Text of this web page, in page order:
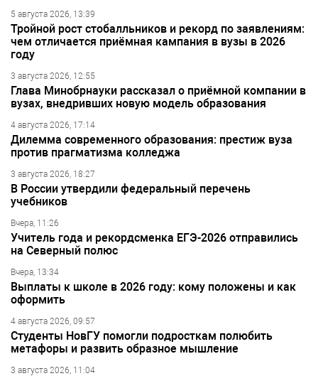
5 августа 2026, 13:39
Тройной рост стобалльников и рекорд по заявлениям:
чем отличается приёмная кампания в вузы в 2026
году
3 августа 2026, 12:55
Глава Минобрнауки рассказал о приёмной компании в
вузах, внедривших новую модель образования
4 августа 2026, 17:14
Дилемма современного образования: престиж вуза
против прагматизма колледжа
3 августа 2026, 18:27
В России утвердили федеральный перечень
учебников
Вчера, 11:26
Учитель года и рекордсменка ЕГЭ-2026 отправились
на Северный полюс
Вчера, 13:34
Выплаты к школе в 2026 году: кому положены и как
оформить
4 августа 2026, 09:57
Студенты НовГУ помогли подросткам полюбить
метафоры и развить образное мышление
3 августа 2026, 11:04